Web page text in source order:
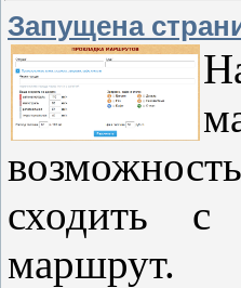
Запущена
сходить с
маршрут.